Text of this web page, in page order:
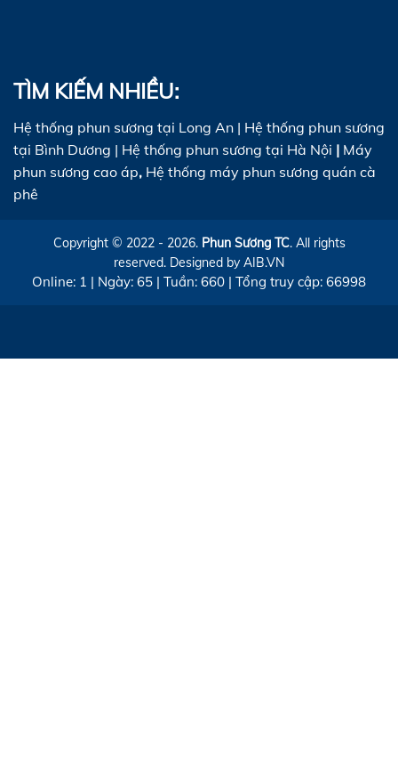
TÌM KIẾM NHIỀU:
Hệ thống phun sương tại Long An | Hệ thống phun sương
tại Bình Dương | Hệ thống phun sương tại Hà Nội | Máy
phun sương cao áp, Hệ thống máy phun sương quán cà
phê
Copyright © 2022 - 2026. Phun Sương TC. All rights
reserved. Designed by AIB.VN
Online: 1 | Ngày: 65 | Tuần: 660 | Tổng truy cập: 66998